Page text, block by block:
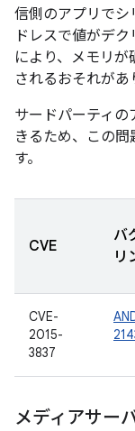
信側のアプリでシ
ドレスで値がデ
により、メモリ
されるおそれがあ
サードパーティの
きるため、この
す。
CVE
バ
リ
CVE-
2015-
3837
メディアサー